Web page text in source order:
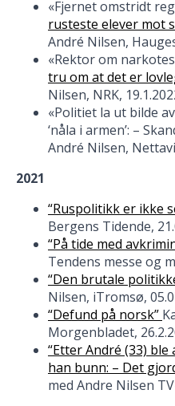
«Fjernet omstridt
rusteste elever mot
André Nilsen,
«Rektor om
tru om at det er
Nilsen, NRK,
«Politiet la ut bilde
‘nåla i armen’: –
André Nilsen,
2021
“Ruspolitikk er ikke
Bergens Tidende,
“På tide med
Tendens messe og
“Den brutale
Nilsen, iTromsø,
“Defund på norsk”
Morgenbladet,
“Etter André (33)
han bunn: – Det
med Andre Nilsen